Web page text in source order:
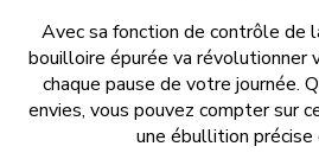
Avec sa fonction de contrôle de
bouilloire épurée va
chaque pause de votre journée.
envies, vous pouvez compter sur
une ébullition précise